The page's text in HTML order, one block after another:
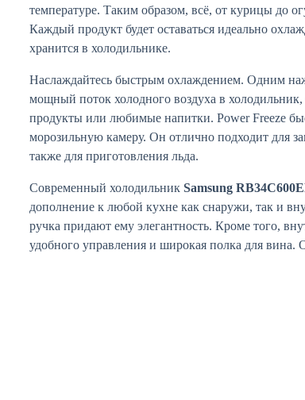
температуре. Таким образом, всё, от курицы до
Каждый продукт будет оставаться идеально
хранится в холодильнике.
Наслаждайтесь быстрым охлаждением. Одним
мощный поток холодного воздуха в
продукты или любимые напитки. Power Freeze
морозильную камеру. Он отлично подходит для
также для приготовления льда.
Современный холодильник Samsung
дополнение к любой кухне как снаружи, так и
ручка придают ему элегантность. Кроме того,
удобного управления и широкая полка для вина.